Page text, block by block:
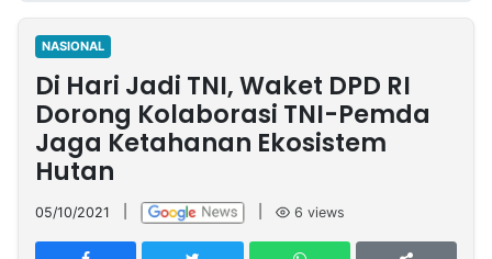
Nasional
International
Olahraga
Entertainment
Daerah
Pariwisata
Kuliner
Kolom
Network
PT
TREETAN
NASIONAL
Di Hari Jadi TNI, Waket DPD RI
Dorong Kolaborasi TNI-Pemda
Jaga Ketahanan Ekosistem
Hutan
05/10/2021 6 views